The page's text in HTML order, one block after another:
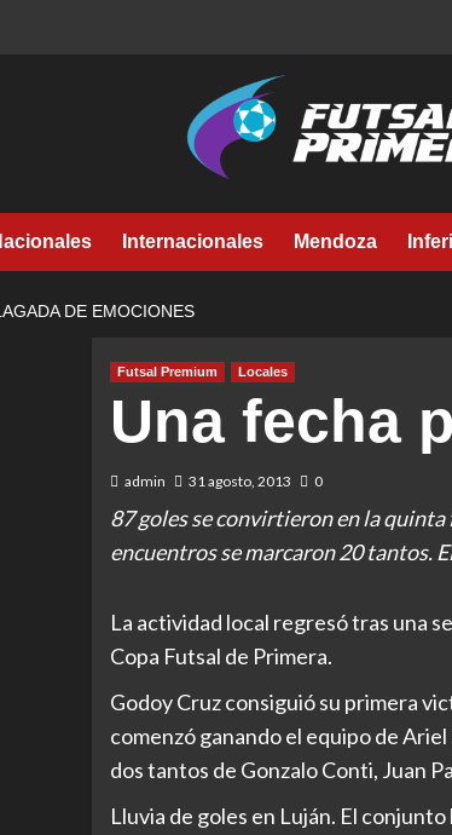
Internacionales Mendoza
DE EMOCIONES
Futsal Premium Locales
Una fecha
admin 31 agosto, 2013 0
87 goles se convirtieron en la
encuentros se marcaron 20 tantos.
La actividad local regresó tras una
Copa Futsal de Primera.
Godoy Cruz consiguió su primera
comenzó ganando el equipo de
dos tantos de Gonzalo Conti, Juan
Lluvia de goles en Luján. El